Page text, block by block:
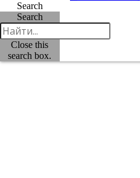
Search
Search
Close this
search box.